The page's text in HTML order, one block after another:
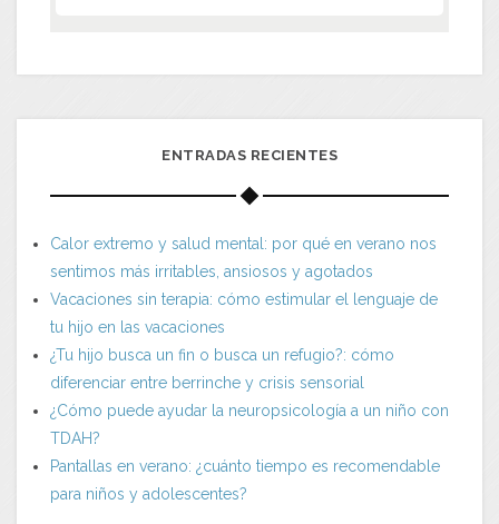
ENTRADAS RECIENTES
Calor extremo y salud mental: por qué en verano nos
sentimos más irritables, ansiosos y agotados
Vacaciones sin terapia: cómo estimular el lenguaje de
tu hijo en las vacaciones
¿Tu hijo busca un fin o busca un refugio?: cómo
diferenciar entre berrinche y crisis sensorial
¿Cómo puede ayudar la neuropsicología a un niño con
TDAH?
Pantallas en verano: ¿cuánto tiempo es recomendable
para niños y adolescentes?